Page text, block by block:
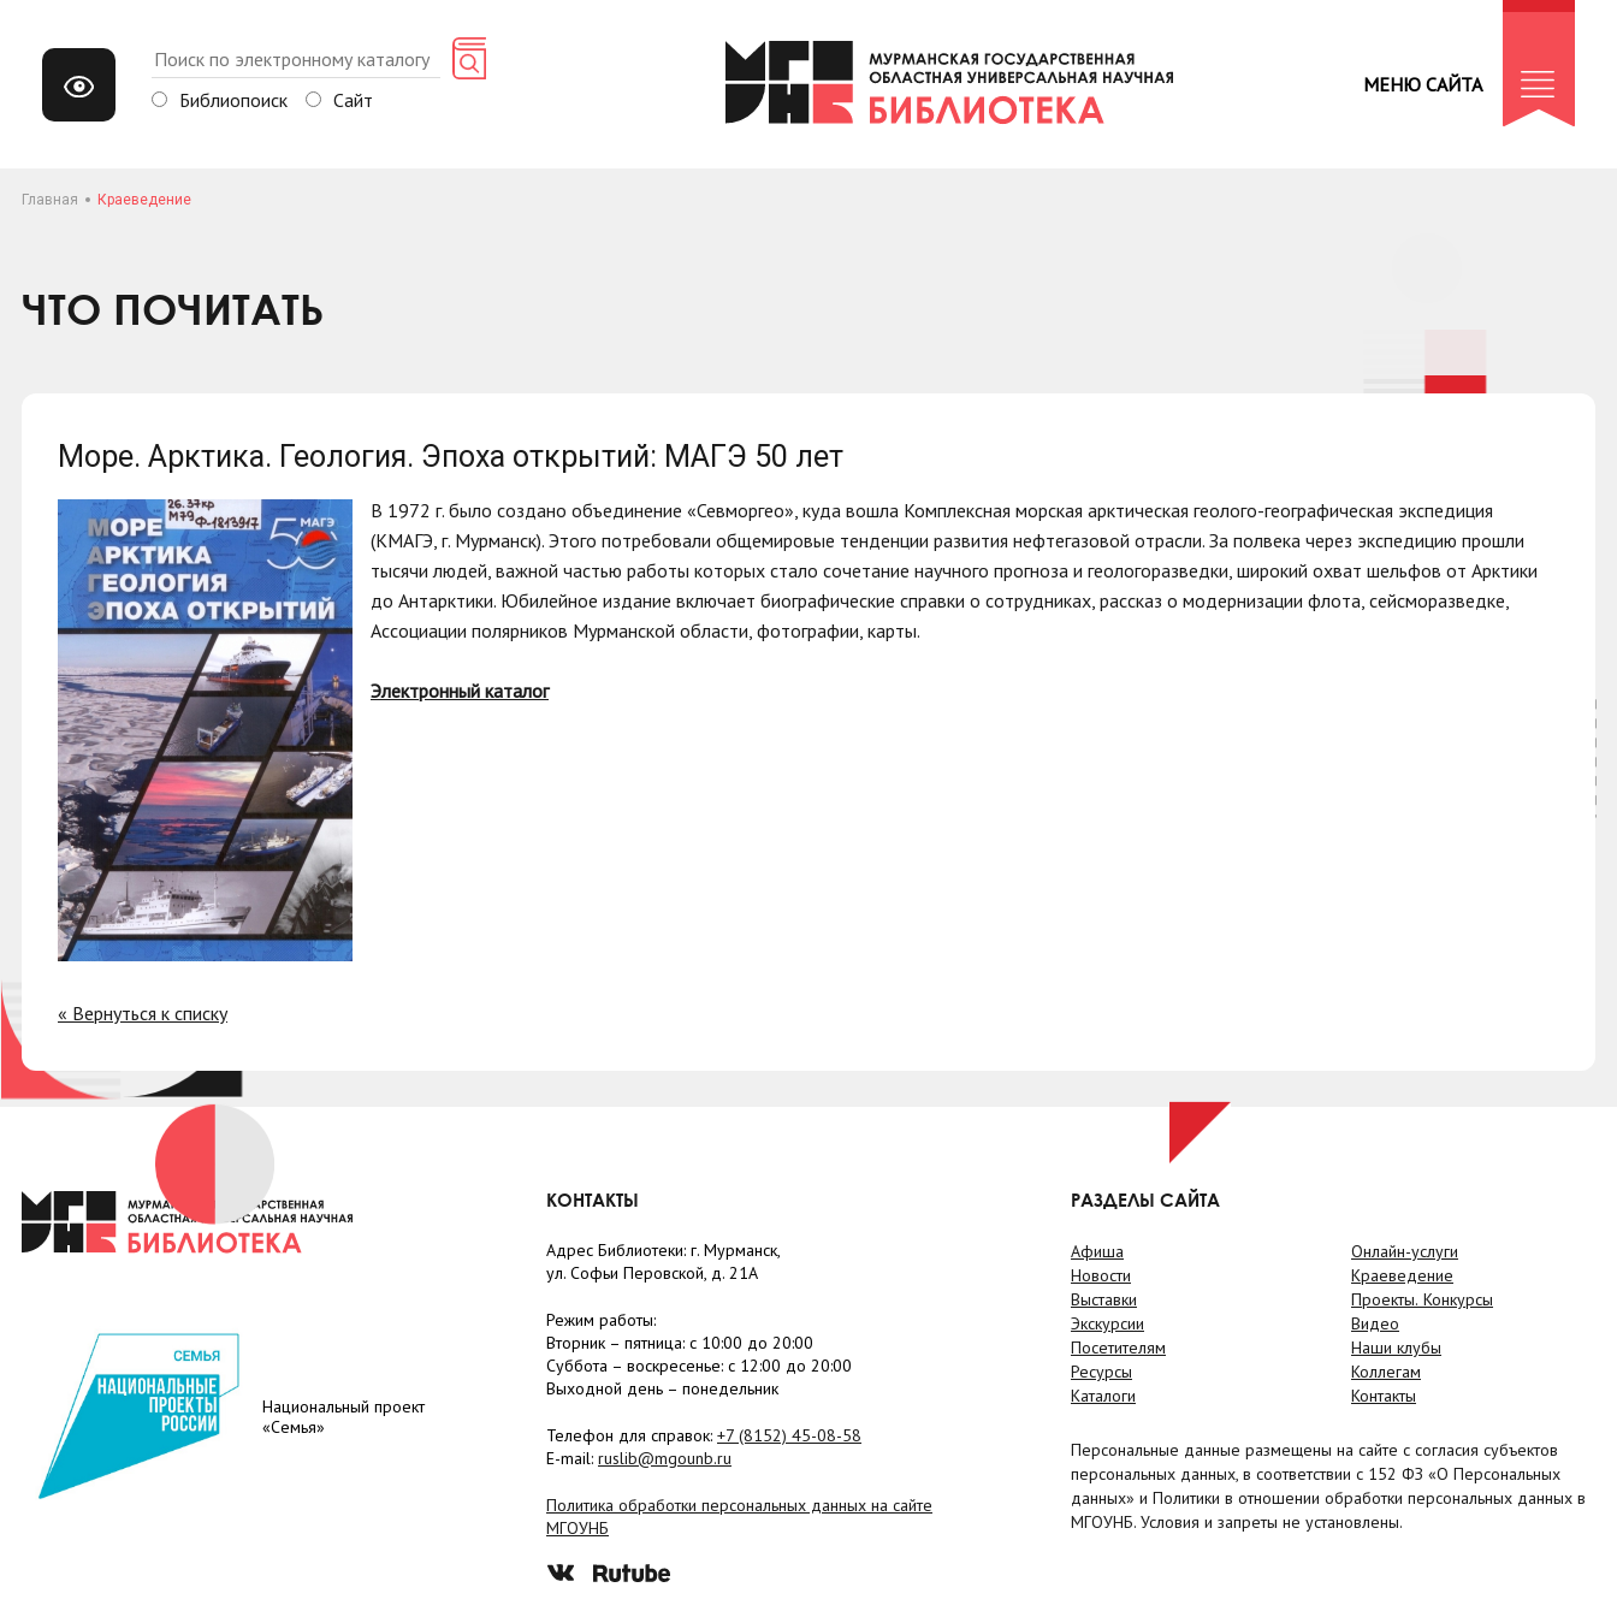
Библиопоиск Сайт
МЕНЮ САЙТА
Главная Краеведение
ЧТО ПОЧИТАТЬ
Море. Арктика. Геология. Эпоха открытий: МАГЭ 50 лет
В 1972 г. было создано объединение «Севморгео», куда вошла Комплексная морская арктическая геолого-географическая экспедиция
(КМАГЭ, г. Мурманск). Этого потребовали общемировые тенденции развития нефтегазовой отрасли. За полвека через экспедицию прошли
тысячи людей, важной частью работы которых стало сочетание научного прогноза и геологоразведки, широкий охват шельфов от Арктики
до Антарктики. Юбилейное издание включает биографические справки о сотрудниках, рассказ о модернизации флота, сейсморазведке,
Ассоциации полярников Мурманской области, фотографии, карты.
Электронный каталог
« Вернуться к списку
Национальный проект
«Семья»
КОНТАКТЫ
Адрес Библиотеки: г. Мурманск,
ул. Софьи Перовской, д. 21А
Режим работы:
Вторник – пятница: с 10:00 до 20:00
Суббота – воскресенье: c 12:00 до 20:00
Выходной день – понедельник
Телефон для справок: +7 (8152) 45-08-58
E-mail: ruslib@mgounb.ru
Политика обработки персональных данных на сайте
МГОУНБ
РАЗДЕЛЫ САЙТА
Афиша
Новости
Выставки
Экскурсии
Посетителям
Ресурсы
Каталоги
Онлайн-услуги
Краеведение
Проекты. Конкурсы
Видео
Наши клубы
Коллегам
Контакты
Персональные данные размещены на сайте с согласия субъектов
персональных данных, в соответствии с 152 ФЗ «О Персональных
данных» и Политики в отношении обработки персональных данных в
МГОУНБ. Условия и запреты не установлены.